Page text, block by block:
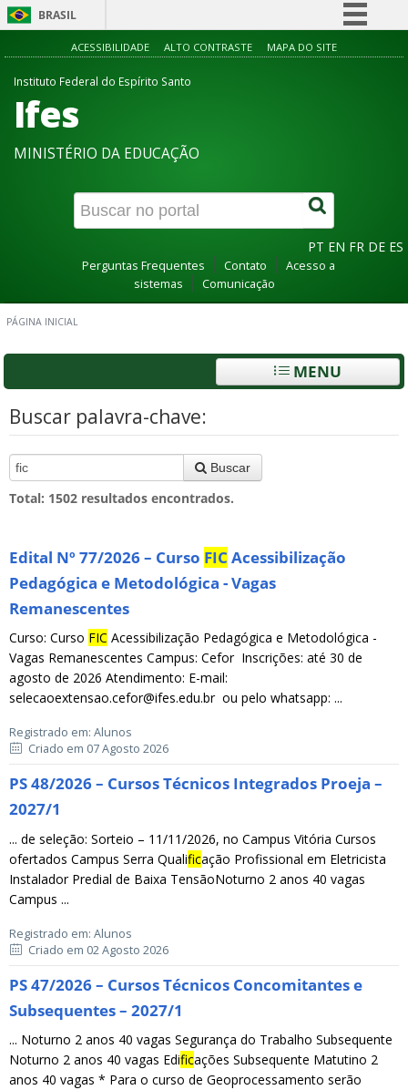
BRASIL
Simplifique!
Canais
ACESSIBILIDADE ALTO CONTRASTE MAPA DO SITE
Instituto Federal do Espírito Santo
Ifes
MINISTÉRIO DA EDUCAÇÃO
PT EN FR DE ES
Perguntas Frequentes Contato
Acesso a
sistemas
Comunicação
PÁGINA INICIAL
MENU
Buscar palavra-chave:
Buscar
Total: 1502 resultados encontrados.
Edital Nº 77/2026 – Curso FIC Acessibilização
Pedagógica e Metodológica - Vagas
Remanescentes
Curso: Curso FIC Acessibilização Pedagógica e Metodológica -
Vagas Remanescentes Campus: Cefor Inscrições: até 30 de
agosto de 2026 Atendimento: E-mail:
selecaoextensao.cefor@ifes.edu.br ou pelo whatsapp: ...
Registrado em: Alunos
Criado em 07 Agosto 2026
PS 48/2026 – Cursos Técnicos Integrados Proeja –
2027/1
... de seleção: Sorteio – 11/11/2026, no Campus Vitória Cursos
ofertados Campus Serra Qualificação Profissional em Eletricista
Instalador Predial de Baixa TensãoNoturno 2 anos 40 vagas
Campus ...
Registrado em: Alunos
Criado em 02 Agosto 2026
PS 47/2026 – Cursos Técnicos Concomitantes e
Subsequentes – 2027/1
... Noturno 2 anos 40 vagas Segurança do Trabalho Subsequente
Noturno 2 anos 40 vagas Edificações Subsequente Matutino 2
anos 40 vagas * Para o curso de Geoprocessamento serão